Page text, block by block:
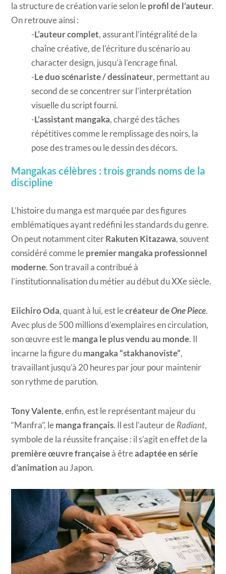
la structure de création varie selon le profil de l’auteur.
On retrouve ainsi :
L’auteur complet, assurant l’intégralité de la
chaîne créative, de l’écriture du scénario au
character design, jusqu’à l’encrage final.
Le duo scénariste / dessinateur, permettant au
second de se concentrer sur l’interprétation
visuelle du script fourni.
L’assistant mangaka, chargé des tâches
répétitives comme le remplissage des noirs, la
pose des trames ou le dessin des décors.
Mangakas célèbres : trois grands noms de la
discipline
L’histoire du manga est marquée par des figures
emblématiques ayant redéfini les standards du genre.
On peut notamment citer Rakuten Kitazawa, souvent
considéré comme le premier mangaka professionnel
moderne. Son travail a contribué à
l’institutionnalisation du métier au début du XXe siècle.
Eiichiro Oda, quant à lui, est lecréateur deOne Piece.
Avec plus de 500 millions d’exemplaires en circulation,
son œuvre est le manga le plus vendu au monde. Il
incarne la figure du mangaka “stakhanoviste”,
travaillant jusqu’à 20 heures par jour pour maintenir
son rythme de parution.
Tony Valente, enfin, est le représentant majeur du
“Manfra”, le manga français. Il est l’auteur de Radiant,
symbole de la réussite française : il s’agit en effet de la
première œuvre françaiseà êtreadaptée en série
d’animation au Japon.